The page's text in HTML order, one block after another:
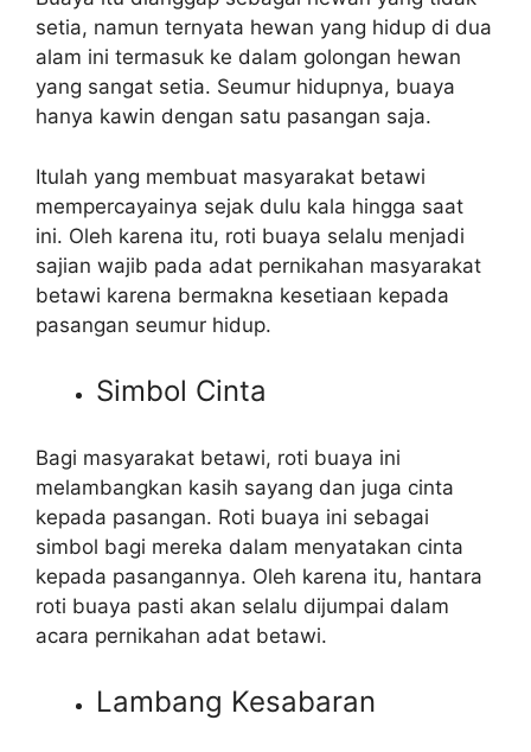
setia, namun ternyata hewan yang hidup di dua
alam ini termasuk ke dalam golongan hewan
yang sangat setia. Seumur hidupnya, buaya
hanya kawin dengan satu pasangan saja.
Itulah yang membuat masyarakat betawi
mempercayainya sejak dulu kala hingga saat
ini. Oleh karena itu, roti buaya selalu menjadi
sajian wajib pada adat pernikahan masyarakat
betawi karena bermakna kesetiaan kepada
pasangan seumur hidup.
Simbol Cinta
Bagi masyarakat betawi, roti buaya ini
melambangkan kasih sayang dan juga cinta
kepada pasangan. Roti buaya ini sebagai
simbol bagi mereka dalam menyatakan cinta
kepada pasangannya. Oleh karena itu, hantara
roti buaya pasti akan selalu dijumpai dalam
acara pernikahan adat betawi.
Lambang Kesabaran